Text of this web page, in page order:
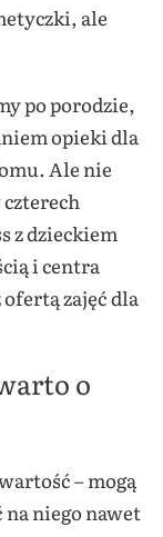
ale
po porodzie,
opieki dla
Ale nie
z dzieckiem
i centra
zajęć dla
o
– mogą
niego nawet